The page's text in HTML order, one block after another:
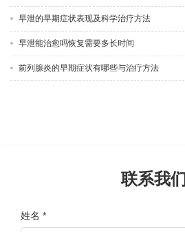
早泄的早期症状表现及科学治疗方法
早泄能治愈吗恢复需要多长时间
前列腺炎的早期症状有哪些与治疗方法
联系我们
姓名 *